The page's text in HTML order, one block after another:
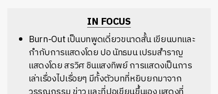
IN FOCUS
Burn-Out เป็นบทพูดเดี่ยวขนาดสั้น เขียนบทและ
กำกับการแสดงโดย ปอ นัทธมน เปรมสำราญ
แสดงโดย สรวิศ ชินแสงทิพย์ การแสดงเป็นการ
เล่าเรื่องไปเรื่อยๆ มีทั้งตัวบทที่หยิบยกมาจาก